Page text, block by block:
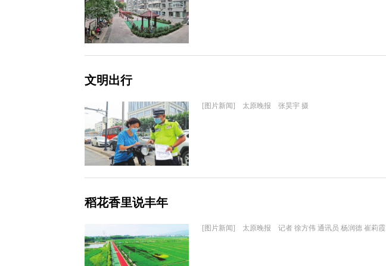
文明出行
[图片新闻] 太原晚报 张昊宇 摄
稻花香里说丰年
[图片新闻] 太原晚报 记者 徐方伟 通讯员 杨润德 崔莉霞